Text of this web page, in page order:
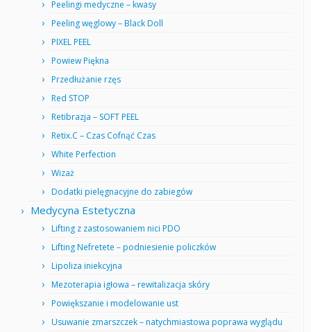
Peelingi medyczne – kwasy
Peeling węglowy – Black Doll
PIXEL PEEL
Powiew Piękna
Przedłużanie rzęs
Red STOP
Retibrazja – SOFT PEEL
Retix.C – Czas Cofnąć Czas
White Perfection
Wizaż
Dodatki pielęgnacyjne do zabiegów
Medycyna Estetyczna
Lifting z zastosowaniem nici PDO
Lifting Nefretete – podniesienie policzków
Lipoliza iniekcyjna
Mezoterapia igłowa – rewitalizacja skóry
Powiększanie i modelowanie ust
Usuwanie zmarszczek – natychmiastowa poprawa wyglądu